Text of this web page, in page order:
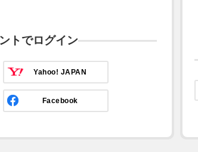
トでログイン
Yahoo! JAPAN
Facebook